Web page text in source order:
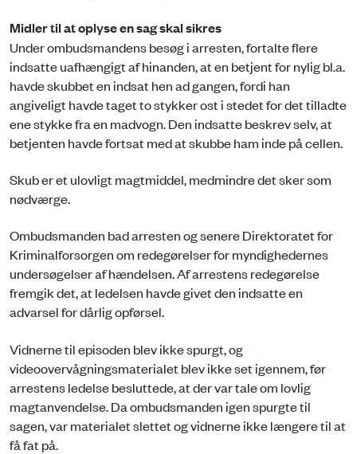
Midler til at oplyse en sag skal sikres
Under ombudsmandens besøg i arresten, fortalte flere
indsatte uafhængigt af hinanden, at en betjent for nylig bl.a.
havde skubbet en indsat hen ad gangen, fordi han
angiveligt havde taget to stykker ost i stedet for det tilladte
ene stykke fra en madvogn. Den indsatte beskrev selv, at
betjenten havde fortsat med at skubbe ham inde på cellen.
Skub er et ulovligt magtmiddel, medmindre det sker som
nødværge.
Ombudsmanden bad arresten og senere Direktoratet for
Kriminalforsorgen om redegørelser for myndighedernes
undersøgelser af hændelsen. Af arrestens redegørelse
fremgik det, at ledelsen havde givet den indsatte en
advarsel for dårlig opførsel.
Vidnerne til episoden blev ikke spurgt, og
videoovervågningsmaterialet blev ikke set igennem, før
arrestens ledelse besluttede, at der var tale om lovlig
magtanvendelse. Da ombudsmanden igen spurgte til
sagen, var materialet slettet og vidnerne ikke længere til at
få fat på.